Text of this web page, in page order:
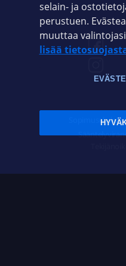
Sopimusehdot
selain- ja
perustuen.
muuttaa
lisää